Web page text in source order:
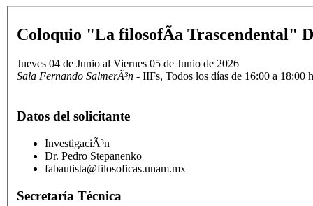
Coloquio "La filosofÃ­a Trascendental"
Jueves 04 de Junio al Viernes 05 de Junio de 2026
Sala Fernando SalmerÃ³n
- IIFs, Todos los días de 16:00 a
Datos del solicitante
InvestigaciÃ³n
Dr. Pedro Stepanenko
fabautista@filosoficas.unam.mx
Secretaría Técnica